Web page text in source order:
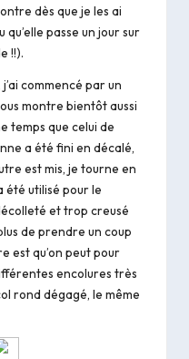
dès que je les ai
passe un jour sur
!!).
commencé par un
montre bientôt aussi
temps que celui de
a été fini en décalé,
est mis, je tourne en
été utilisé pour le
et trop creusé
de prendre un coup
est qu’on peut pour
encolures très
rond dégagé, le même